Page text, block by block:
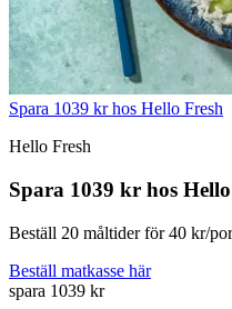
Spara 1039 kr hos Hello Fresh
Hello Fresh
Spara 1039 kr hos
Beställ 20 måltider för 40 kr/
Beställ matkasse här
spara 1039 kr